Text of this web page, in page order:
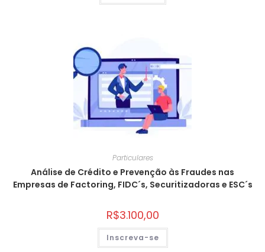
Particulares
Análise de Crédito e Prevenção às Fraudes nas
Empresas de Factoring, FIDC´s, Securitizadoras e ESC´s
R$3.100,00
Inscreva-se